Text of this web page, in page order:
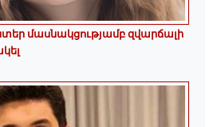
մասնակցությամբ զվարճալի